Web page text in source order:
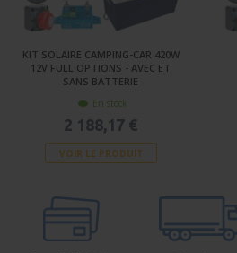
KIT SOLAIRE CAMPING-CAR 420W
12V FULL OPTIONS - AVEC ET
SANS BATTERIE
En stock
2 188,17 €
VOIR LE PRODUIT